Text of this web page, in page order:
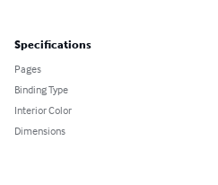
Specifications
Pages
Binding Type
Interior Color
Dimensions